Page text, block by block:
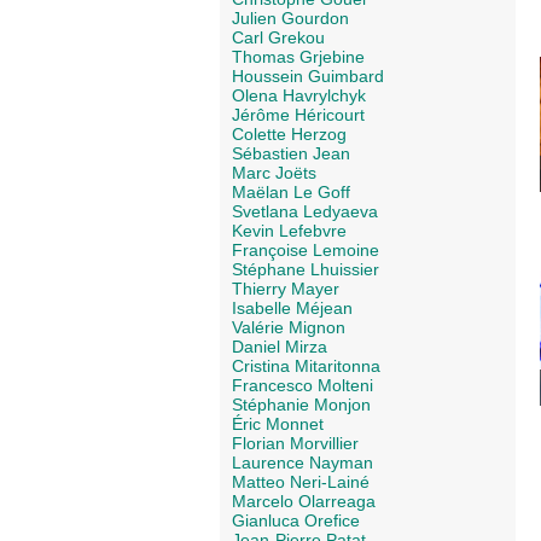
Julien Gourdon
Carl Grekou
Thomas Grjebine
Houssein Guimbard
Olena Havrylchyk
Jérôme Héricourt
Colette Herzog
Sébastien Jean
Marc Joëts
Maëlan Le Goff
Svetlana Ledyaeva
Kevin Lefebvre
Françoise Lemoine
Stéphane Lhuissier
Thierry Mayer
Isabelle Méjean
Valérie Mignon
Daniel Mirza
Cristina Mitaritonna
Francesco Molteni
Stéphanie Monjon
Éric Monnet
Florian Morvillier
Laurence Nayman
Matteo Neri-Lainé
Marcelo Olarreaga
Gianluca Orefice